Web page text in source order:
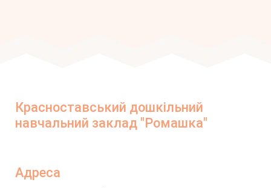
Красноставський дошкільний
навчальний заклад "Ромашка"
Адреса